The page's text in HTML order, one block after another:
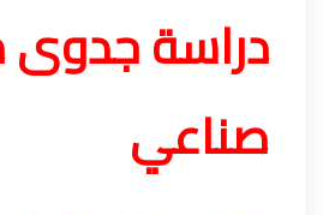
دراسة
صناعي